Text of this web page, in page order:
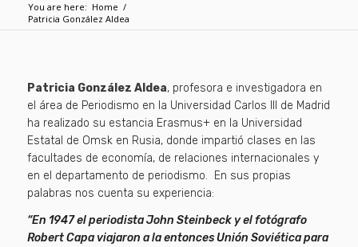
You are here: Home /
Patricia González Aldea
Patricia González Aldea, profesora e investigadora en
el área de Periodismo en la Universidad Carlos III de Madrid
ha realizado su estancia Erasmus+ en la Universidad
Estatal de Omsk en Rusia, donde impartió clases en las
facultades de economía, de relaciones internacionales y
en el departamento de periodismo. En sus propias
palabras nos cuenta su experiencia:
“En 1947 el periodista John Steinbeck y el fotógrafo
Robert Capa viajaron a la entonces Unión Soviética para